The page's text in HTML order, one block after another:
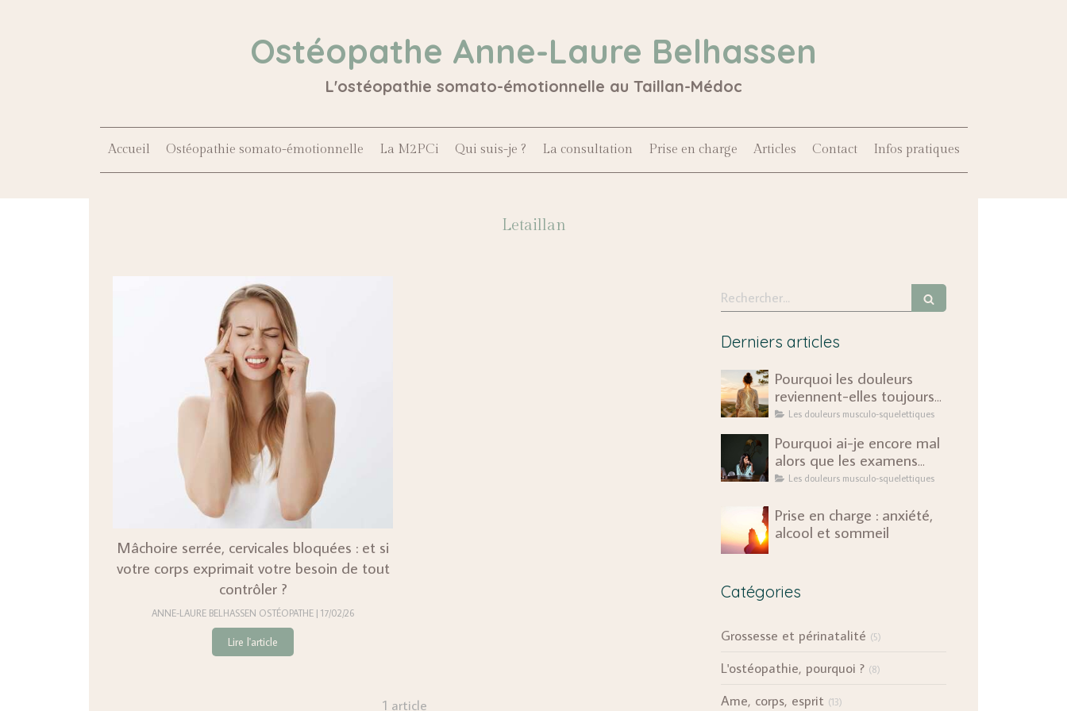
Ostéopathe Anne-Laure Belhassen
L'ostéopathie somato-émotionnelle au Taillan-Médoc
Accueil Ostéopathie somato-émotionnelle La M2PCi Qui suis-je ? La consultation Prise en charge Articles Contact Infos pratiques
Letaillan
Mâchoire serrée, cervicales bloquées : et si
votre corps exprimait votre besoin de tout
contrôler ?
ANNE-LAURE BELHASSEN OSTÉOPATHE 17/02/26
Lire l'article
1 article
Rechercher
Derniers articles
Pourquoi les douleurs
reviennent-elles toujours
au même endroit ?
Les douleurs musculo-squelettiques
Pourquoi ai-je encore mal
alors que les examens
sont rassurants ?
Les douleurs musculo-squelettiques
Prise en charge : anxiété,
alcool et sommeil
Catégories
Grossesse et périnatalité (5)
L'ostéopathie, pourquoi ? (8)
Ame, corps, esprit (13)